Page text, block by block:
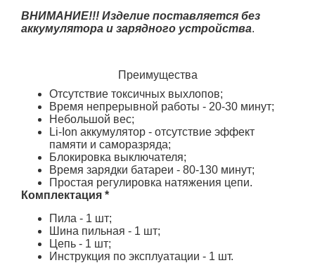
ВНИМАНИЕ!!! Изделие поставляется без
аккумулятора и зарядного устройства.
Преимущества
Отсутствие токсичных выхлопов;
Время непрерывной работы - 20-30 минут;
Небольшой вес;
Li-Ion аккумулятор - отсутствие эффект
памяти и саморазряда;
Блокировка выключателя;
Время зарядки батареи - 80-130 минут;
Простая регулировка натяжения цепи.
Комплектация *
Пила - 1 шт;
Шина пильная - 1 шт;
Цепь - 1 шт;
Инструкция по эксплуатации - 1 шт.